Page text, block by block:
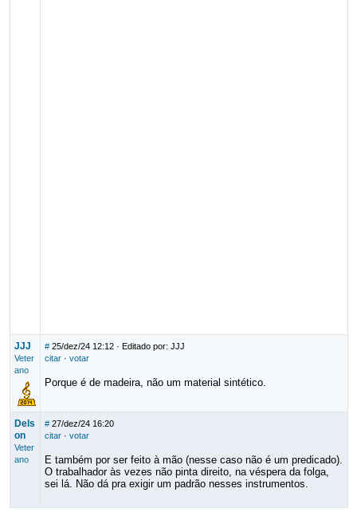
JJJ
Veter
ano
# 25/dez/24 12:12· Editado por: JJJ
citar· votar
Porque é de madeira, não um material sintético.
Dels
on
Veter
ano
# 27/dez/24 16:20
citar· votar
E também por ser feito à mão (nesse caso não é um predicado).
O trabalhador às vezes não pinta direito, na véspera da folga,
sei lá. Não dá pra exigir um padrão nesses instrumentos.